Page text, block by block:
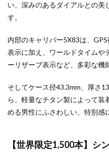
い、深みのあるダイアルとの美
す。
内部のキャリバー5X83は、
表示に加え、ワールドタイムや
ーリザーブ表示など、多彩な機
そしてケース径43.3mm、厚さ
ら、軽量なチタン製によって
める男性にふさわしい、特別感
【世界限定1,500本】シ